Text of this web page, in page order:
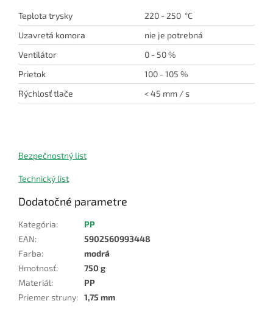
Teplota trysky
220 - 250 °C
Uzavretá komora
nie je potrebná
Ventilátor
0 - 50 %
Prietok
100 - 105 %
Rýchlosť tlače
< 45 mm / s
Bezpečnostný list
Technický list
Dodatočné parametre
Kategória:
PP
EAN:
5902560993448
Farba:
modrá
Hmotnosť:
750 g
Materiál:
PP
Priemer struny: 1,75 mm